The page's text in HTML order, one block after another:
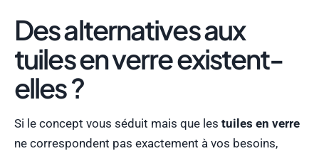
Des alternatives aux
tuiles en verre existent-
elles ?
Si le concept vous séduit mais que les tuiles en verre
ne correspondent pas exactement à vos besoins,